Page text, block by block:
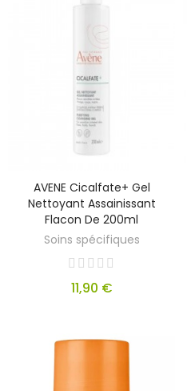
AVENE Cicalfate+ Gel
Nettoyant Assainissant
Flacon De 200ml
Soins spécifiques
11,90 €